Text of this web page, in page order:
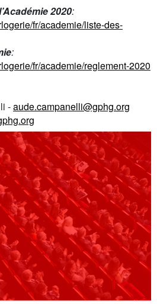
2020:
fr/academie/liste-des-
:
fr/academie/reglement-2020
-aude.campanelli@gphg.org